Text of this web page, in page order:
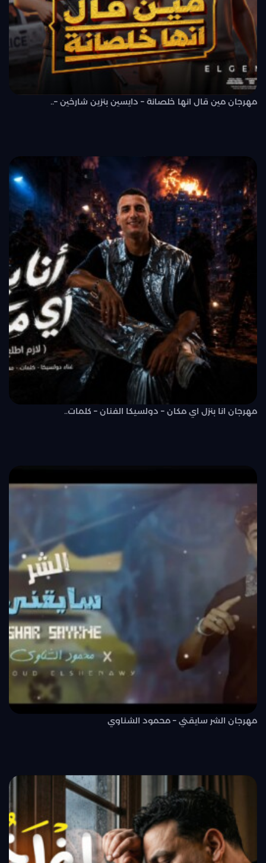
مهرجان مين قال انها خلصانة – دايسين بنزين شارخين –..
مهرجان انا بنزل اي مكان – دولسيكا الفنان – كلمات..
مهرجان الشر سايقني – محمود الشناوي